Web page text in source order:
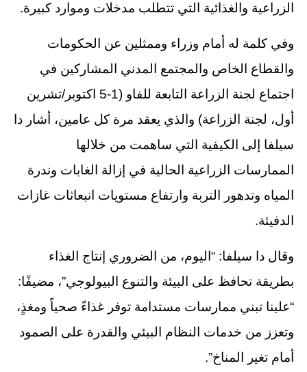
الزراعية والغذائية التي تتطلب مدخلات وموارد كبيرة.
وفي كلمة له أمام وزراء وممثلين عن الحكومات
والقطاع الخاص والمجتمع المدني المشاركين في
اجتماع لجنة الزراعة التابعة للفاو (1-5 اكتوبر/تشرين
أول، لجنة الزراعة) والذي يعقد مرة كل عامين، أشار دا
سيلفا إلى الكيفية التي ساهمت من خلالها
الممارسات الزراعية الحالية في إزالة الغابات وندرة
المياه وتدهور التربة وارتفاع مستويات انبعاثات غازات
الدفيئة.
وقال دا سيلفا: “اليوم، من الضروري إنتاج الغذاء
بطريقة تحافظ على البيئة والتنوع البيولوجي”، مضيفًا:
“علينا تبني ممارسات مستدامة توفر غذاءً صحياً ومغذٍ،
وتعزز من خدمات النظام البيئي والقدرة على الصمود
أمام تغير المناخ”.